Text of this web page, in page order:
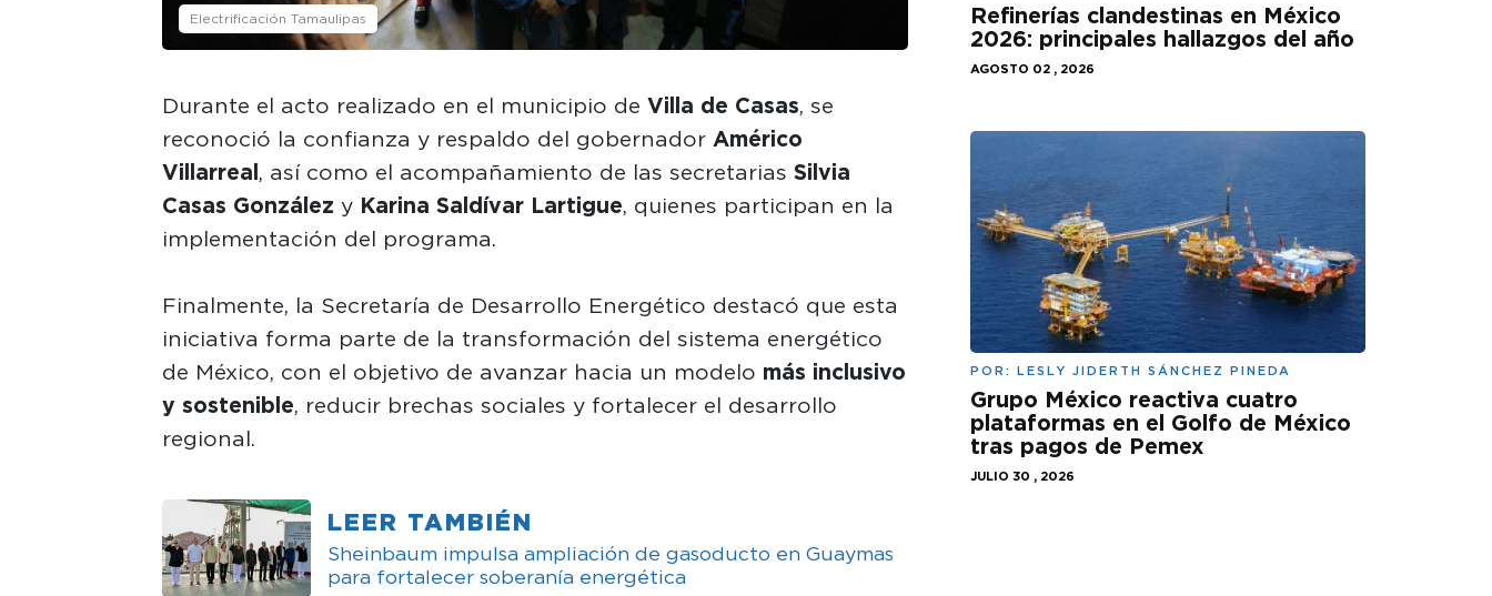
Electrificación Tamaulipas
Durante el acto realizado en el municipio de Villa de Casas, se
reconoció la confianza y respaldo del gobernador Américo
Villarreal, así como el acompañamiento de las secretarias Silvia
Casas González y Karina Saldívar Lartigue, quienes participan en la
implementación del programa.
Finalmente, la Secretaría de Desarrollo Energético destacó que esta
iniciativa forma parte de la transformación del sistema energético
de México, con el objetivo de avanzar hacia un modelo más inclusivo
y sostenible, reducir brechas sociales y fortalecer el desarrollo
regional.
LEER TAMBIÉN
Sheinbaum impulsa ampliación de gasoducto en Guaymas
para fortalecer soberanía energética
Refinerías clandestinas en México
2026: principales hallazgos del año
AGOSTO 02 , 2026
POR: LESLY JIDERTH SÁNCHEZ PINEDA
Grupo México reactiva cuatro
plataformas en el Golfo de México
tras pagos de Pemex
JULIO 30 , 2026